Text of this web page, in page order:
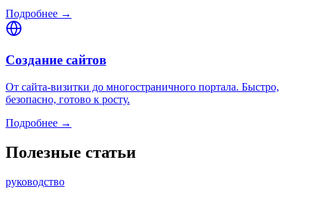
Подробнее →
Создание сайтов
От сайта-визитки до многостраничного портала. Быстро,
безопасно, готово к росту.
Подробнее →
Полезные статьи
руководство